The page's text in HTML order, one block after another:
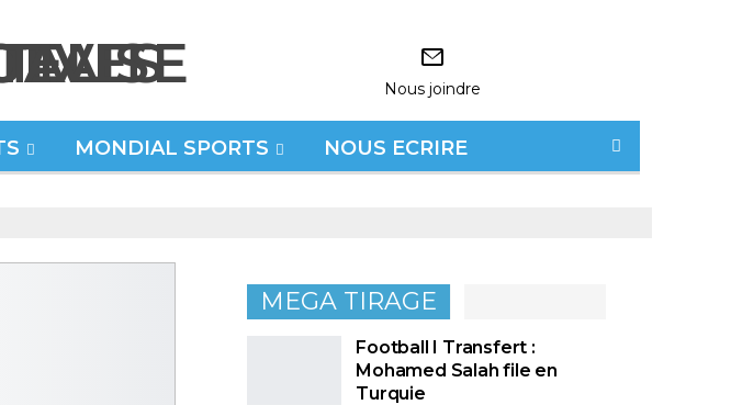
Nous joindre
MONDIAL SPORTS NOUS ECRIRE
MEGA TIRAGE
Football I Transfert :
Mohamed Salah file en
Turquie